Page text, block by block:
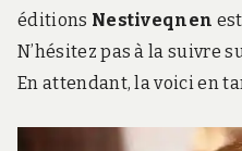
éditions Nestiveqnen
N’hésitez pas à la suivre
En attendant, la voici en